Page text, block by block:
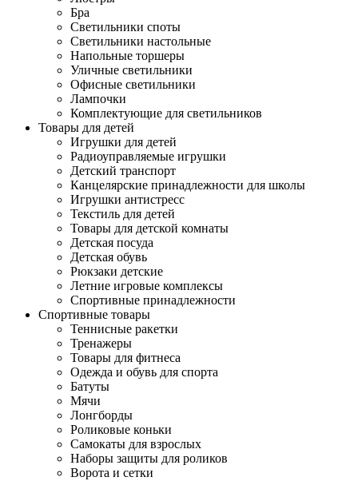
Бра
Светильники споты
Светильники настольные
Напольные торшеры
Уличные светильники
Офисные светильники
Лампочки
Комплектующие для светильников
Товары для детей
Игрушки для детей
Радиоуправляемые игрушки
Детский транспорт
Канцелярские принадлежности для школы
Игрушки антистресс
Текстиль для детей
Товары для детской комнаты
Детская посуда
Детская обувь
Рюкзаки детские
Летние игровые комплексы
Спортивные принадлежности
Спортивные товары
Теннисные ракетки
Тренажеры
Товары для фитнеса
Одежда и обувь для спорта
Батуты
Мячи
Лонгборды
Роликовые коньки
Самокаты для взрослых
Наборы защиты для роликов
Ворота и сетки